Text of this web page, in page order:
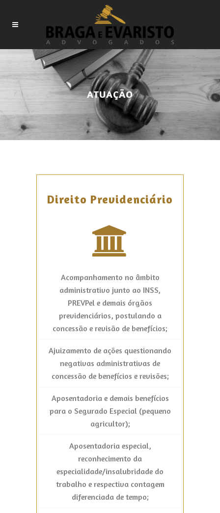
ATUAÇÃO
Direito Previdenciário
Acompanhamento no âmbito
administrativo junto ao INSS,
PREVPel e demais órgãos
previdenciários, postulando a
concessão e revisão de benefícios;
Ajuizamento de ações questionando
negativas administrativas de
concessão de benefícios e revisões;
Aposentadoria e demais benefícios
para o Segurado Especial (pequeno
agricultor);
Aposentadoria especial,
reconhecimento da
especialidade/insalubridade do
trabalho e respectiva contagem
diferenciada de tempo;